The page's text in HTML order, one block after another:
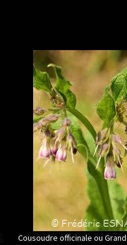
Cousoudre officinale ou